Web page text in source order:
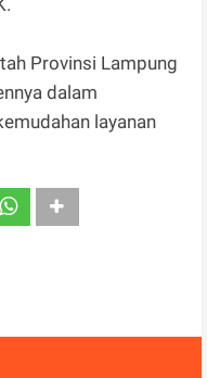
Provinsi Lampung
dalam
layanan